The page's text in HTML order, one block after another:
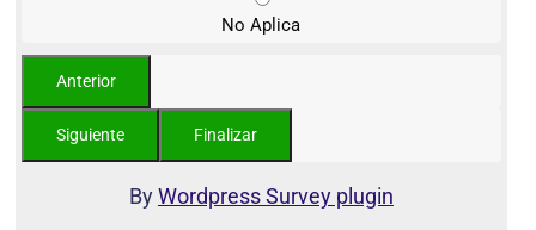
No Aplica
ByWordpress Survey plugin